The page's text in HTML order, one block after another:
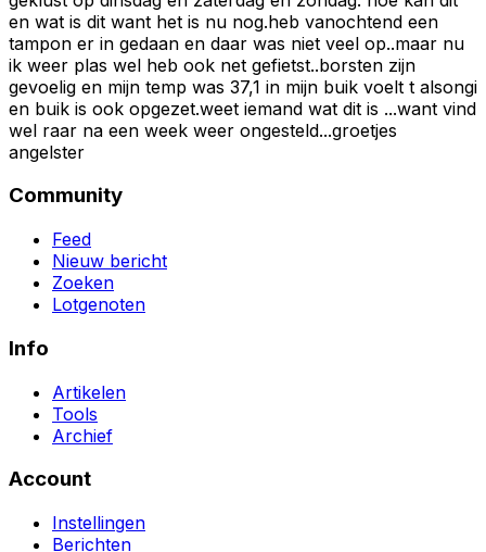
en wat is dit want het is nu nog.heb vanochtend een
tampon er in gedaan en daar was niet veel op..maar nu
ik weer plas wel heb ook net gefietst..borsten zijn
gevoelig en mijn temp was 37,1 in mijn buik voelt t alsongi
en buik is ook opgezet.weet iemand wat dit is ...want vind
wel raar na een week weer ongesteld...groetjes
angelster
Community
Feed
Nieuw bericht
Zoeken
Lotgenoten
Info
Artikelen
Tools
Archief
Account
Instellingen
Berichten